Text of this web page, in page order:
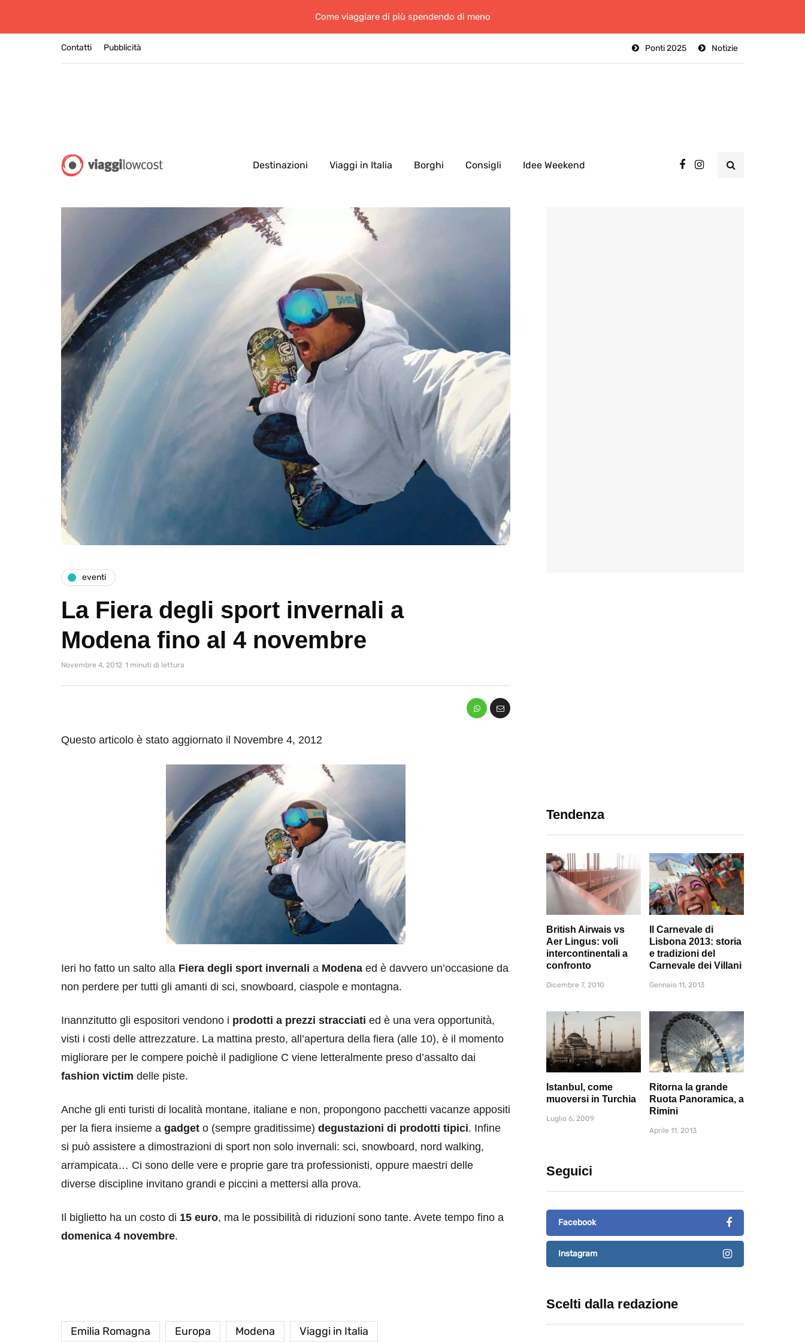
Come viaggiare di più spendendo di meno
Contatti Notizie
Ponti 2025
Pubblicità
Destinazioni Viaggi in Italia Borghi Consigli Idee Weekend
eventi
La Fiera degli sport invernali a
Modena fino al 4 novembre
Novembre 4, 2012 1 minuti di lettura
Questo articolo è stato aggiornato il Novembre 4, 2012
Ieri ho fatto un salto alla Fiera degli sport invernali a Modena ed è davvero un’occasione da
non perdere per tutti gli amanti di sci, snowboard, ciaspole e montagna.
Inannzitutto gli espositori vendono i prodotti a prezzi stracciati ed è una vera opportunità,
visti i costi delle attrezzature. La mattina presto, all’apertura della fiera (alle 10), è il momento
migliorare per le compere poichè il padiglione C viene letteralmente preso d’assalto dai
fashion victim delle piste.
Anche gli enti turisti di località montane, italiane e non, propongono pacchetti vacanze appositi
per la fiera insieme a gadget o (sempre graditissime) degustazioni di prodotti tipici. Infine
si può assistere a dimostrazioni di sport non solo invernali: sci, snowboard, nord walking,
arrampicata… Ci sono delle vere e proprie gare tra professionisti, oppure maestri delle
diverse discipline invitano grandi e piccini a mettersi alla prova.
Il biglietto ha un costo di 15 euro, ma le possibilità di riduzioni sono tante. Avete tempo fino a
domenica 4 novembre.
Emilia Romagna Europa Modena Viaggi in Italia
Tendenza
British Airwais vs
Aer Lingus: voli
intercontinentali a
confronto
Dicembre 7, 2010
Il Carnevale di
Lisbona 2013: storia
e tradizioni del
Carnevale dei Villani
Gennaio 11, 2013
Istanbul, come
muoversi in Turchia
Luglio 6, 2009
Ritorna la grande
Ruota Panoramica, a
Rimini
Aprile 11, 2013
Seguici
Facebook
Instagram
Scelti dalla redazione